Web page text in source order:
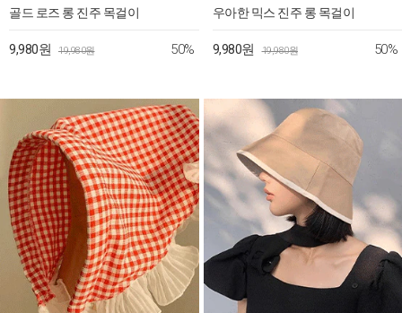
골드 로즈 롱 진주 목걸이
9,980원 19,980원 50%
우아한 믹스 진주 롱 목걸이
9,980원 19,980원 50%